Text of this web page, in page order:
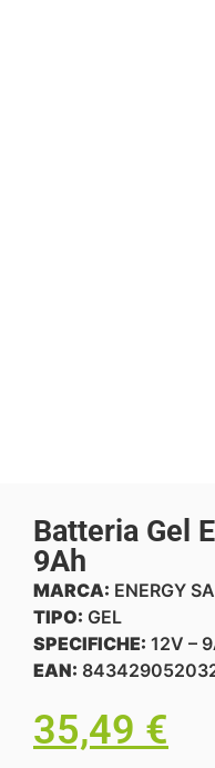
Batteria Gel
9Ah
MARCA: ENERGY
TIPO: GEL
SPECIFICHE: 12V –
EAN:
35,49 €